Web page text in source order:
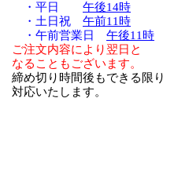
・平日 午後14時
・土日祝 午前11時
・午前営業日 午後11時
ご注文内容により翌日と
なることもございます。
締め切り時間後もできる限り
対応いたします。